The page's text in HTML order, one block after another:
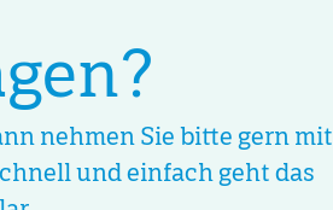
nehmen Sie bitte gern mit
und einfach geht das